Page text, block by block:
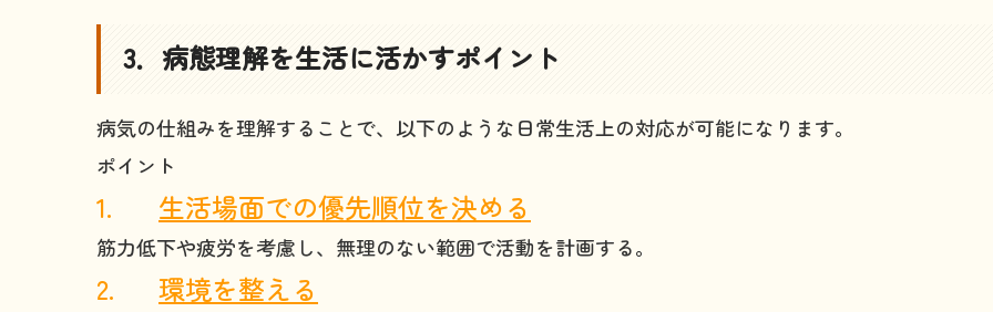
3．病態理解を生活に活かすポイント
病気の仕組みを理解することで、以下のような日常生活上の対応が可能になります。
ポイント
1. 生活場面での優先順位を決める
筋力低下や疲労を考慮し、無理のない範囲で活動を計画する。
2. 環境を整える